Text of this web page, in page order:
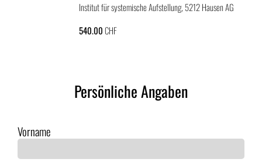
Institut für systemische Aufstellung, 5212 Hausen AG
540.00CHF
Persönliche Angaben
Vorname